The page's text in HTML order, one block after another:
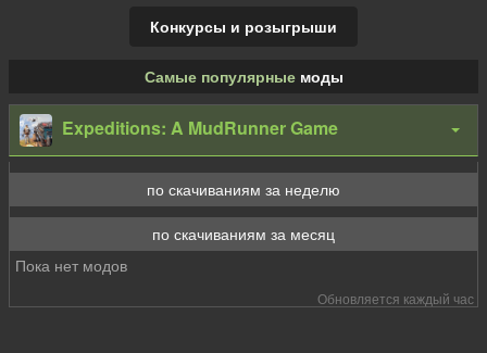
Конкурсы и розыгрыши
Самые популярныемоды
Expeditions: A MudRunner Game
по скачиваниям за неделю
по скачиваниям за месяц
Пока нет модов
Обновляется каждый час